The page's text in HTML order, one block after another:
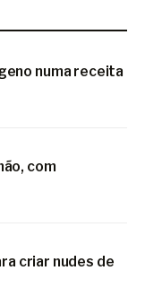
numa receita
com
criar nudes de